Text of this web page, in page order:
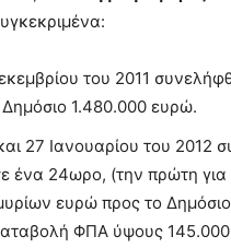
του 2011
1.480.000 ευρώ.
27 Ιανουαρίου του 2012
ένα 24ωρο, (την πρώτη
ευρώ προς το Δημόσιο
ΦΠΑ ύψους